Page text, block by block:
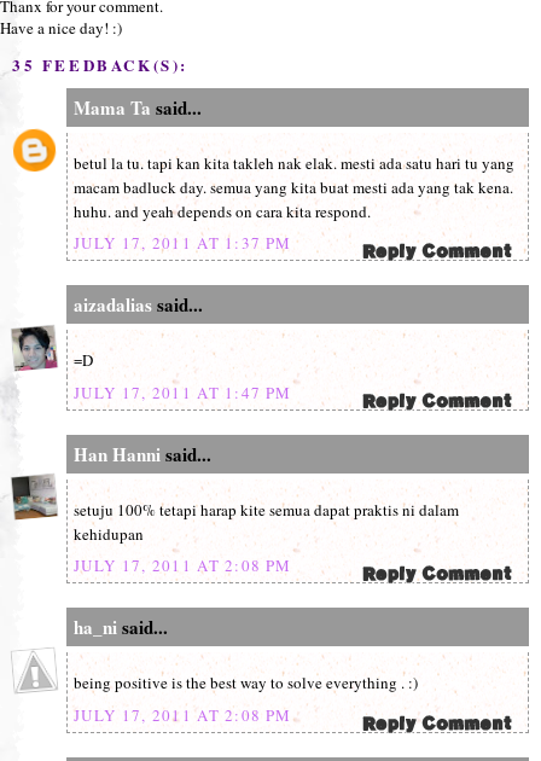
Thanx for your comment.
Have a nice day! :)
35 FEEDBACK(S):
Mama Ta said...
betul la tu. tapi kan kita takleh nak elak. mesti ada satu hari tu yang
macam badluck day. semua yang kita buat mesti ada yang tak kena.
huhu. and yeah depends on cara kita respond.
JULY 17, 2011 AT 1:37 PM
aizadaliassaid...
=D
JULY 17, 2011 AT 1:47 PM
Han Hannisaid...
setuju 100% tetapi harap kite semua dapat praktis ni dalam
kehidupan
JULY 17, 2011 AT 2:08 PM
ha_nisaid...
being positive is the best way to solve everything . :)
JULY 17, 2011 AT 2:08 PM